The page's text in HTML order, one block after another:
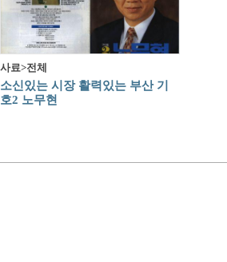
사료>전체
소신있는 시장 활력있는 부산 기
호2 노무현